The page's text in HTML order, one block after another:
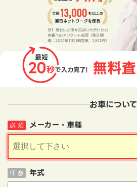
お車について
メーカー・車種
必 須
年式
任 意